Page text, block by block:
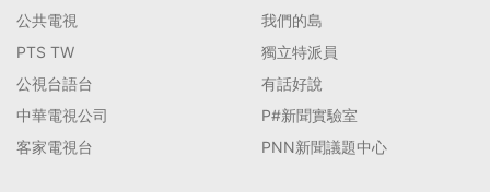
公共電視
PTS TW
公視台語台
中華電視公司
客家電視台
我們的島
獨立特派員
有話好說
P#新聞實驗室
PNN新聞議題中心